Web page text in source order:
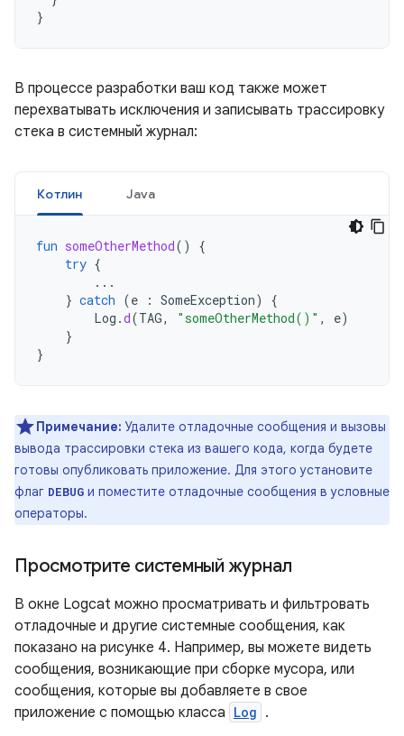
}
В процессе разработки ваш код также может
перехватывать исключения и записывать трассировку
стека в системный журнал:
Котлин Java
fun someOtherMethod()
{
try {
...
} catch (e : SomeException)
{
Log .d(TAG, "someOtherMethod()" , e)
}
}
Примечание: Удалите отладочные сообщения и вызовы
вывода трассировки стека из вашего кода, когда будете
готовы опубликовать приложение. Для этого установите
флаг DEBUG и поместите отладочные сообщения в условные
операторы.
Просмотрите системный журнал
В окне Logcat можно просматривать и фильтровать
отладочные и другие системные сообщения, как
показано на рисунке 4. Например, вы можете видеть
сообщения, возникающие при сборке мусора, или
сообщения, которые вы добавляете в свое
приложение с помощью класса Log .